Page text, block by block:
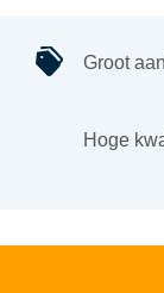
Groot
Hoge